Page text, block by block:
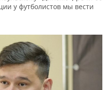
у футболистов мы вести